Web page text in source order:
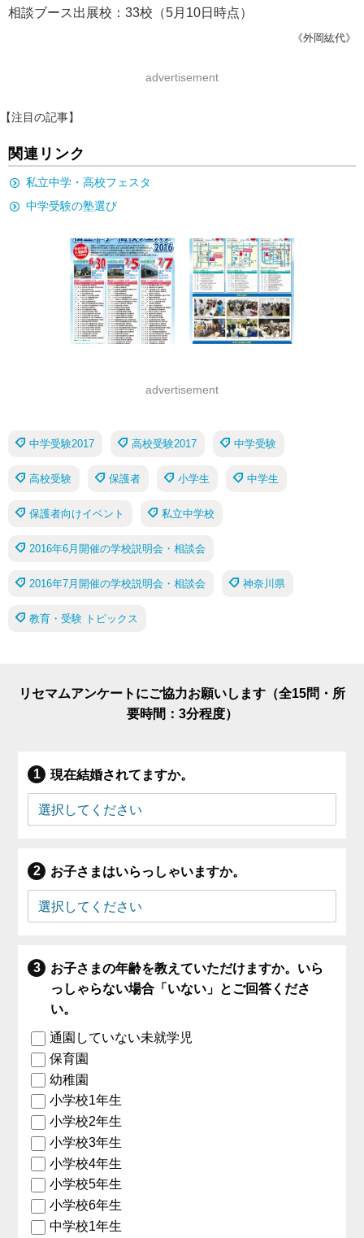
相談ブース出展校：33校（5月10日時点）
《外岡紘代》
advertisement
【注目の記事】
関連リンク
私立中学・高校フェスタ
中学受験の塾選び
advertisement
中学受験2017 高校受験2017 中学受験
高校受験 保護者 小学生 中学生
保護者向けイベント 私立中学校
2016年6月開催の学校説明会・相談会
2016年7月開催の学校説明会・相談会 神奈川県
教育・受験 トピックス
リセマムアンケートにご協力お願いします（全15問・所
要時間：3分程度）
現在結婚されてますか。
お子さまはいらっしゃいますか。
お子さまの年齢を教えていただけますか。いら
っしゃらない場合「いない」とご回答くださ
い。
通園していない未就学児
保育園
幼稚園
小学校1年生
小学校2年生
小学校3年生
小学校4年生
小学校5年生
小学校6年生
中学校1年生